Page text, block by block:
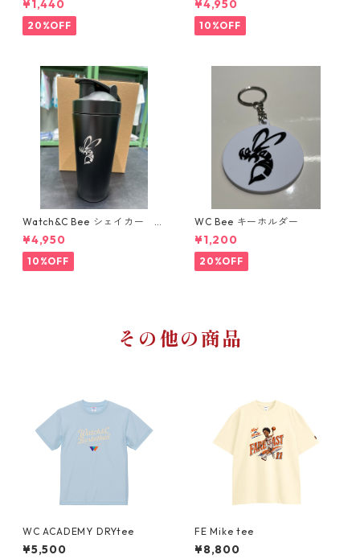
¥1,440
20%OFF
¥4,950
10%OFF
Watch&C Bee シェイカー W
eb限定10点‼️
¥4,950
10%OFF
WC Bee キーホルダー
¥1,200
20%OFF
その他の商品
WC ACADEMY DRYtee
¥5,500
FE Mike tee
¥8,800